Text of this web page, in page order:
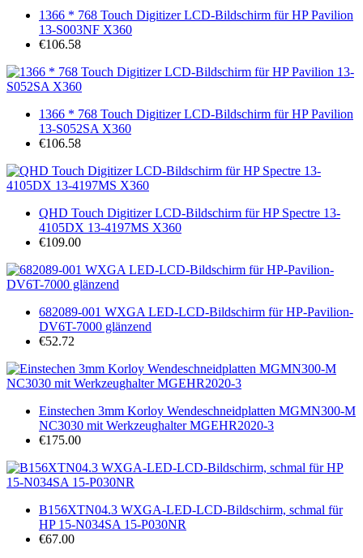
1366 * 768 Touch Digitizer LCD-Bildschirm für HP Pavilion
13-S003NF X360
€106.58
1366 * 768 Touch Digitizer LCD-Bildschirm für HP Pavilion
13-S052SA X360
€106.58
QHD Touch Digitizer LCD-Bildschirm für HP Spectre 13-
4105DX 13-4197MS X360
€109.00
682089-001 WXGA LED-LCD-Bildschirm für HP-Pavilion-
DV6T-7000 glänzend
€52.72
Einstechen 3mm Korloy Wendeschneidplatten MGMN300-M
NC3030 mit Werkzeughalter MGEHR2020-3
€175.00
B156XTN04.3 WXGA-LED-LCD-Bildschirm, schmal für
HP 15-N034SA 15-P030NR
€67.00